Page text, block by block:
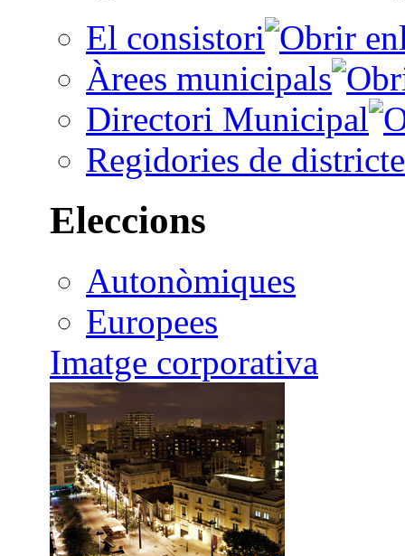
El consistori
Àrees municipals
Directori Municipal
Regidories de districte
Eleccions
Autonòmiques
Europees
Imatge corporativa